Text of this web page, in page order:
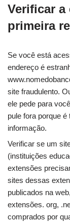
Verificar a
primeira
Se você está
endereço é
site fraudulento.
ele pede para
pule fora porque
informação.
Verificar se um
(instituições
extensões
sites dessas
publicados na
extensões. org,
comprados por